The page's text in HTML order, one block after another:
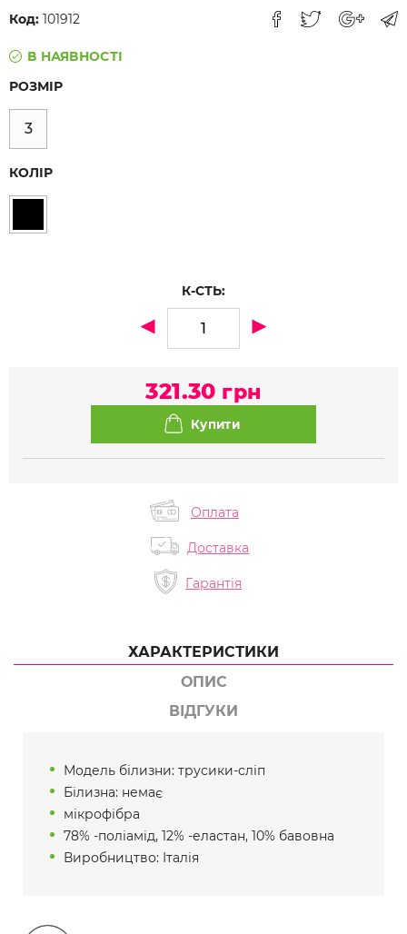
Код: 101912
В НАЯВНОСТІ
РОЗМІР
3
КОЛІР
К-СТЬ:
321.30 грн
Оплата
Доставка
Гарантія
ХАРАКТЕРИСТИКИ
ОПИС
ВІДГУКИ
Модель білизни: трусики-сліп
Білизна: немає
мікрофібра
78% -поліамід, 12% -еластан, 10% бавовна
Виробництво: Італія